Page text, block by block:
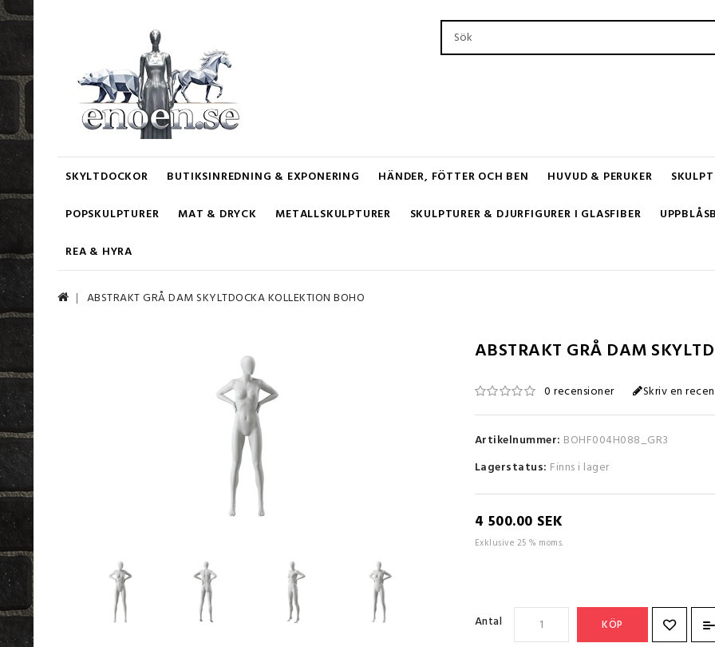
SKYLTDOCKOR BUTIKSINREDNING & EXPONERING HÄNDER, FÖTTER OCH BEN HUVUD & PERUKER
POPSKULPTURER MAT & DRYCK METALLSKULPTURER SKULPTURER & DJURFIGURER I GLASFIBER
REA & HYRA
ABSTRAKT GRÅ DAM SKYLTDOCKA KOLLEKTION BOHO
ABSTRAKT GRÅ DAM
0 recensioner Skriv en
Artikelnummer: BOHF004H088_GR3
Lagerstatus: Finns i lager
4 500.00 SEK
Exklusive 25 % moms.
Antal KÖP